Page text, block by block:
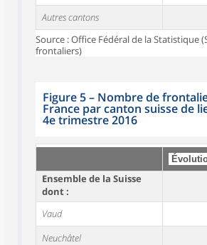
Autres cantons
Source : Office Fédéral de la Statistique
frontaliers)
Figure 5– Nombre de
France par canton suisse de
4e trimestre 2016
Ensemble de la Suisse
dont :
Vaud
Neuchâtel